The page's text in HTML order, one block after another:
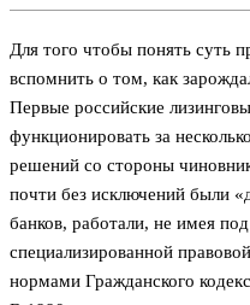
Для того чтобы понять суть
вспомнить о том, как
Первые российские
функционировать за
решений со стороны
почти без исключений были
банков, работали, не имея
специализированной
нормами Гражданского